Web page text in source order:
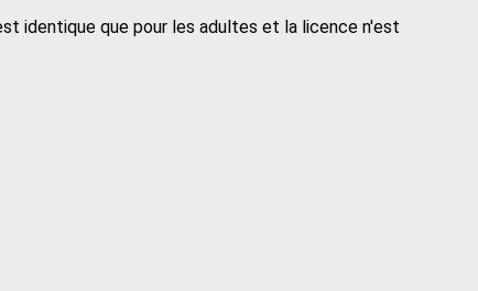
identique que pour les adultes et la licence n'est